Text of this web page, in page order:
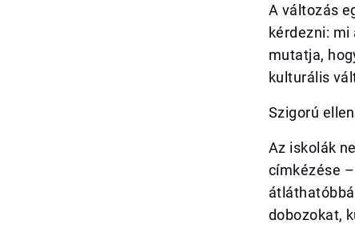
A változás
kérdezni:
mutatja,
kulturális
Szigorú
Az iskolák
címkézése
dobozokat,